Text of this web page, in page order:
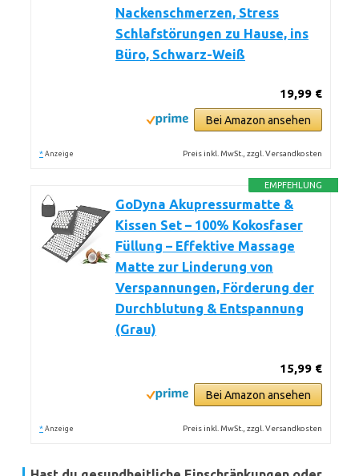
Nackenschmerzen, Stress
Schlafstörungen zu Hause, ins
Büro, Schwarz-Weiß
19,99 €
Bei Amazon ansehen
* Anzeige Preis inkl. MwSt., zzgl. Versandkosten
EMPFEHLUNG
GoDyna Akupressurmatte &
Kissen Set – 100% Kokosfaser
Füllung – Effektive Massage
Matte zur Linderung von
Verspannungen, Förderung der
Durchblutung & Entspannung
(Grau)
15,99 €
Bei Amazon ansehen
* Anzeige Preis inkl. MwSt., zzgl. Versandkosten